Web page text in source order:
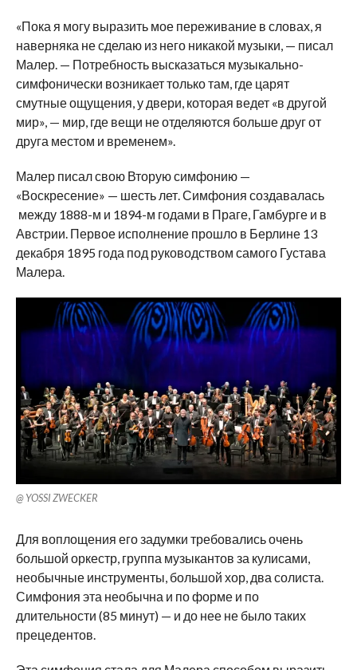
«Пока я могу выразить мое переживание в словах, я
наверняка не сделаю из него никакой музыки, — писал
Малер. — Потребность высказаться музыкально-
симфонически возникает только там, где царят
смутные ощущения, у двери, которая ведет «в другой
мир», — мир, где вещи не отделяются больше друг от
друга местом и временем».
Малер писал свою Вторую симфонию —
«Воскресение» — шесть лет. Симфония создавалась
между 1888-м и 1894-м годами в Праге, Гамбурге и в
Австрии. Первое исполнение прошло в Берлине 13
декабря 1895 года под руководством самого Густава
Малера.
@ YOSSI ZWECKER
Для воплощения его задумки требовались очень
большой оркестр, группа музыкантов за кулисами,
необычные инструменты, большой хор, два солиста.
Симфония эта необычна и по форме и по
длительности (85 минут) — и до нее не было таких
прецедентов.